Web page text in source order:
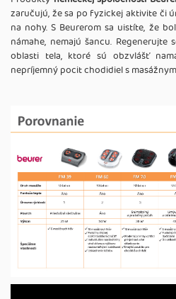
zaručujú, že sa po fyzickej aktivite či
na nohy. S Beurerom sa uistíte, že
námahe, nemajú šancu.
oblasti tela, ktoré sú obzvlášť
nepríjemný pocit chodidiel s